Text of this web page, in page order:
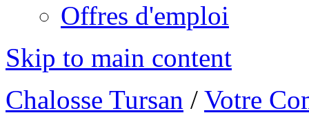
Offres d'emploi
Skip to main content
Chalosse Tursan / Votre